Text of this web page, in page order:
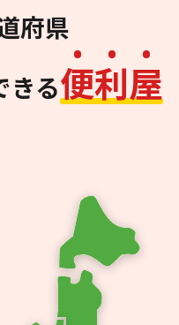
府県
きる便利屋